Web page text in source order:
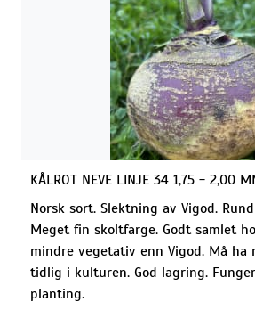
KÅLROT NEVE LINJE 34 1,75 - 2,00
Norsk sort. Slektning av Vigod.
Meget fin skoltfarge. Godt samlet
mindre vegetativ enn Vigod. Må
tidlig i kulturen. God lagring.
planting.